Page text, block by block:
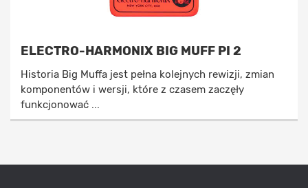
ELECTRO-HARMONIX BIG MUFF PI 2
Historia Big Muffa jest pełna kolejnych rewizji, zmian
komponentów i wersji, które z czasem zaczęły
funkcjonować ...